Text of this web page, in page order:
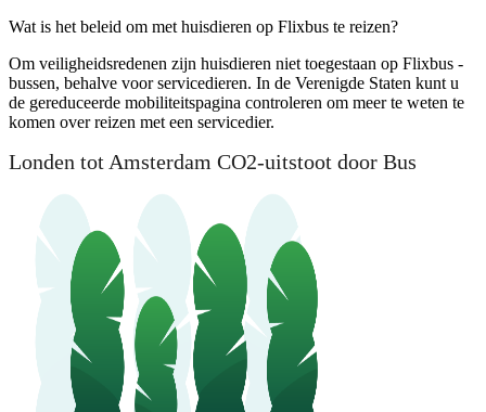
Wat is het beleid om met huisdieren op Flixbus te reizen?
Om veiligheidsredenen zijn huisdieren niet toegestaan ​​op Flixbus -
bussen, behalve voor servicedieren. In de Verenigde Staten kunt u
de gereduceerde mobiliteitspagina controleren om meer te weten te
komen over reizen met een servicedier.
Londen tot Amsterdam CO2-uitstoot door Bus